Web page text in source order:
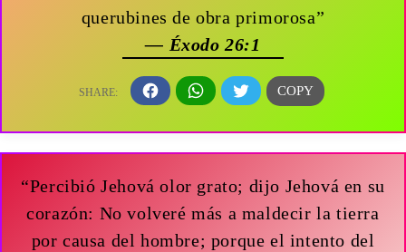
querubines de obra primorosa”
— Éxodo 26:1
“Percibió Jehová olor grato; dijo Jehová en su
corazón: No volveré más a maldecir la tierra
por causa del hombre; porque el intento del